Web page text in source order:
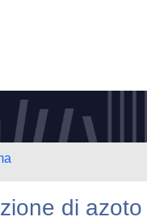
di